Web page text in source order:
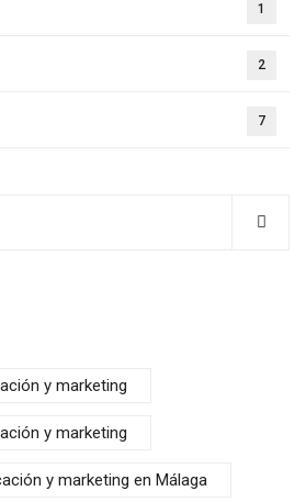
1
2
7
y marketing
y marketing
y marketing en Málaga